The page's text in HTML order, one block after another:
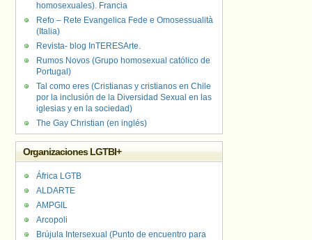
homosexuales). Francia
Refo – Rete Evangelica Fede e Omosessualità
(Italia)
Revista- blog InTERESArte.
Rumos Novos (Grupo homosexual católico de
Portugal)
Tal como eres (Cristianas y cristianos en Chile
por la inclusión de la Diversidad Sexual en las
iglesias y en la sociedad)
The Gay Christian (en inglés)
Organizaciones LGTBI+
África LGTB
ALDARTE
AMPGIL
Arcopoli
Brújula Intersexual (Punto de encuentro para